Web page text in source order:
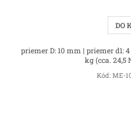
DO
priemer D: 10 mm | priemer d1:
kg (cca. 24,5
Kód: ME-